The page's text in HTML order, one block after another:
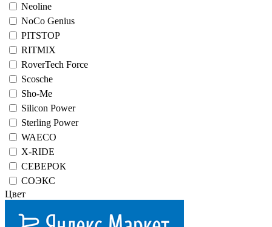
Neоline
NoCo Genius
PITSTOP
RITMIX
RoverTech Force
Scosche
Sho-Me
Silicon Power
Sterling Power
WAECO
X-RIDE
СЕВЕРОК
СОЭКС
Цвет